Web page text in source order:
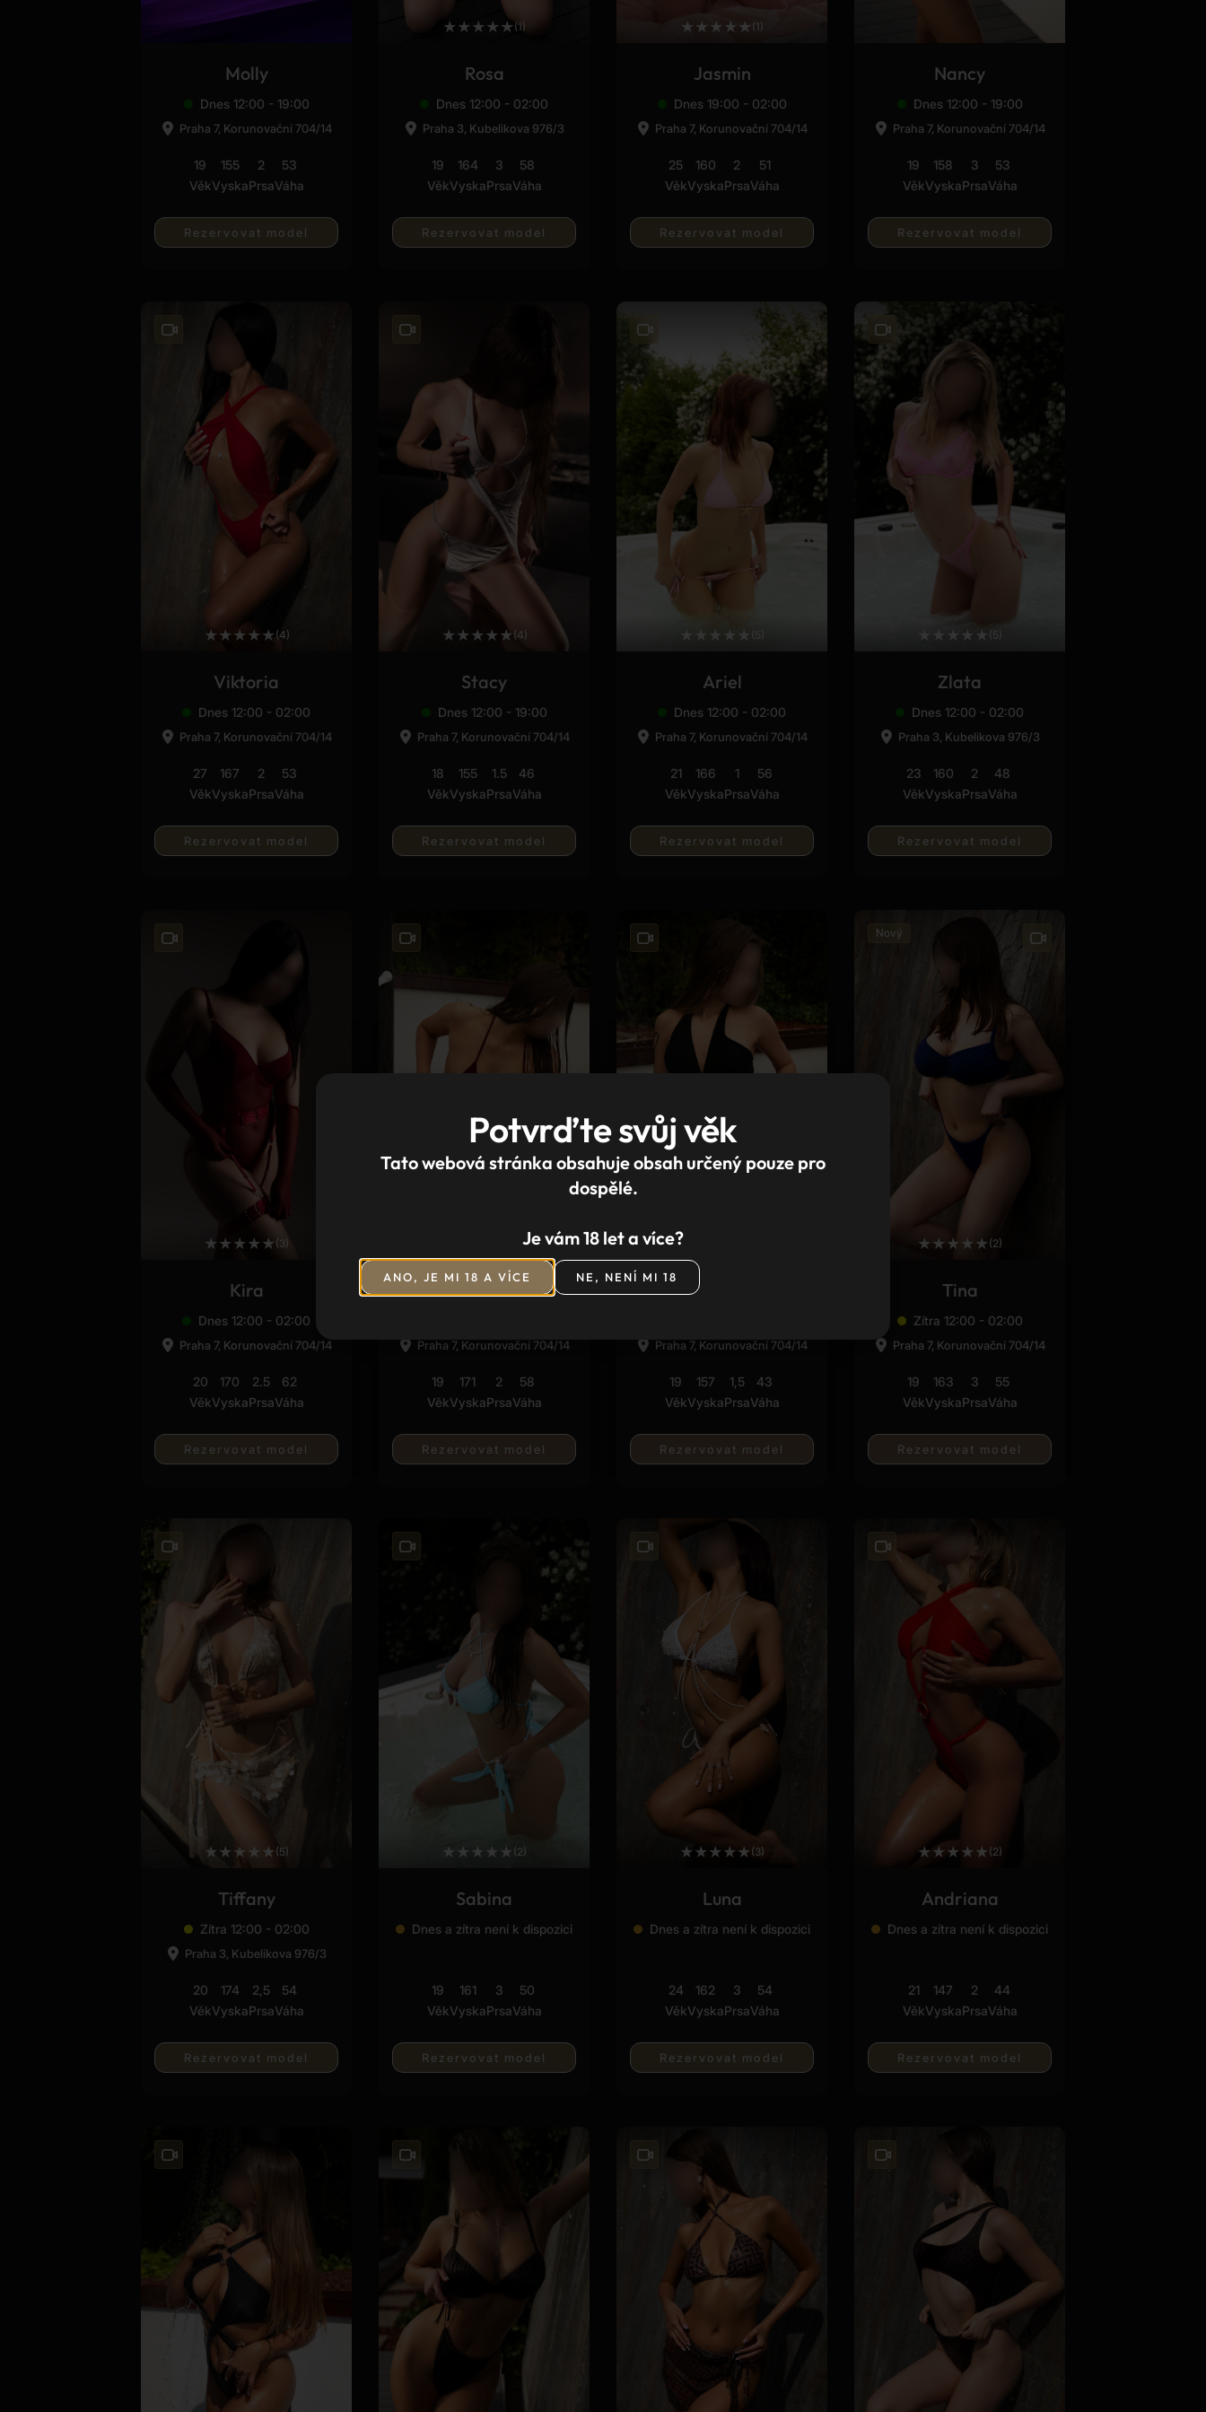
Molly
Dnes 12:00 - 19:00
Praha 7, Korunovační 704/14
19
Věk
155
Vyska
2
Prsa
53
Váha
Rezervovat model
★ ★★ ★ ★ (1)
Rosa
Dnes 12:00 - 02:00
Praha 3, Kubelikova 976/3
19
Věk
164
Vyska
3
Prsa
58
Váha
Rezervovat model
★ ★ ★ ★ ★ (1)
Jasmin
Dnes 19:00 - 02:00
Praha 7, Korunovační 704/14
25
Věk
160
Vyska
2
Prsa
51
Váha
Rezervovat model
Nancy
Dnes 12:00 - 19:00
Praha 7, Korunovační 704/14
19
Věk
158
Vyska
3
Prsa
53
Váha
Rezervovat model
★ ★ ★ ★ ★ (4)
Viktoria
Dnes 12:00 - 02:00
Praha 7, Korunovační 704/14
27
Věk
167
Vyska
2
Prsa
53
Váha
Rezervovat model
★ ★ ★ ★ ★ (4)
Stacy
Dnes 12:00 - 19:00
Praha 7, Korunovační 704/14
18
Věk
155
Vyska
1.5
Prsa
46
Váha
Rezervovat model
★ ★ ★ ★ ★
Ariel
Dnes 12:00 - 02:00
Praha 7, Korunovační 704/14
21
Věk
166
Vyska
1
Prsa
56
Váha
Rezervovat model
★ ★ ★ ★ ★ (5)
Zlata
Dnes 12:00 - 02:00
Praha 3, Kubelikova 976/3
23
Věk
160
Vyska
2
Prsa
48
Váha
Rezervovat model
★ ★ ★ ★ ★ (3)
Kira
Dnes 12:00 - 02:00
Praha 7, Korunovační 704/14
20
Věk
170
Vyska
2.5
Prsa
62
Váha
Rezervovat model
(2)
Sonya
Praha 7, Korunovační 704/14
19
Věk
171
Vyska
2
Prsa
58
Váha
Rezervovat model
★
Vanessa
Praha 7, Korunovační 704/14
19
Věk
157
Vyska
1,5
Prsa
43
Váha
Rezervovat model
Nový
★ ★ ★ ★ ★ (2)
Tina
Zítra 12:00 - 02:00
Praha 7, Korunovační 704/14
19
Věk
163
Vyska
3
Prsa
55
Váha
Rezervovat model
★ ★ ★ ★ ★ (5)
Tiffany
Zítra 12:00 - 02:00
Praha 3, Kubelikova 976/3
20
Věk
174
Vyska
2,5
Prsa
54
Váha
Rezervovat model
★ ★ ★ ★ ★ (2)
Sabina
Dnes a zítra není k dispozici
19
Věk
161
Vyska
3
Prsa
50
Váha
Rezervovat model
★ ★ ★ ★★ (3)
Luna
Dnes a zítra není k dispozici
24
Věk
162
Vyska
3
Prsa
54
Váha
Rezervovat model
★★ ★★ ★ (2)
Andriana
Dnes a zítra není k dispozici
21
Věk
147
Vyska
2
Prsa
44
Váha
Rezervovat model
Potvrďte svůj věk
Tato webová stránka obsahuje obsah určený pouze pro
dospělé.
Je vám 18 let a více?
ANO, JE MI 18 A VÍCE NE, NENÍ MI 18